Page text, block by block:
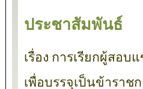
ประชาสัมพันธ์
เรื่อง การเรียกผู้สอบ
เพื่อบรรจุเป็นข้าราช